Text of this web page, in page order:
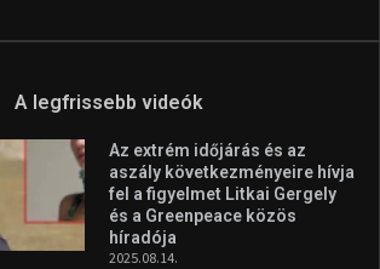
A legfrissebb videók
Az extrém időjárás és az
aszály következményeire hívja
fel a figyelmet Litkai Gergely
és a Greenpeace közös
híradója
2025.08.14.